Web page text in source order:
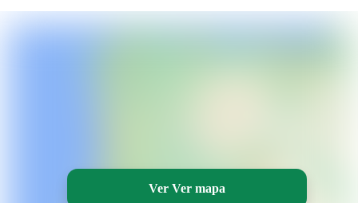
Ver Ver mapa